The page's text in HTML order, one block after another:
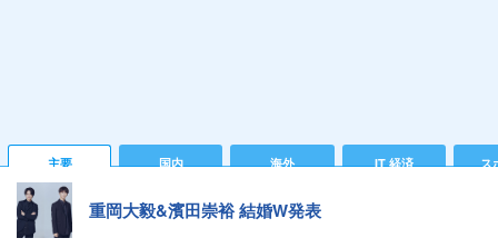
主要 国内 海外 IT 経済 ス
重岡大毅&濱田崇裕 結婚W発表